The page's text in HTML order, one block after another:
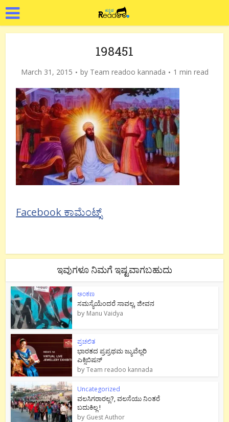
198451
March 31, 2015 by Team readoo kannada 1 min read
Facebook ಕಾಮೆಂಟ್ಸ್
ಇವುಗಳೂ ನಿಮಗೆ ಇಷ್ಟವಾಗಬಹುದು
ಅಂಕಣ
ಸಮಸ್ಯೆಯೆಂದರೆ ಸಾವಲ್ಲ, ಜೀವನ
by Manu Vaidya
ಪ್ರಚಲಿತ
ಭಾರತದ ಪ್ರಪ್ರಥಮ ಜ್ಯುವೆಲ್ಲರಿ
ಎಕ್ಸಿಬಿಷನ್
byTeam readoo kannada
Uncategorized
ವಲಸಿಗರಾರಲ್ಲ?, ವಲಸೆಯು ನಿಂತರೆ
ಬದುಕಿಲ್ಲ !
by Guest Author